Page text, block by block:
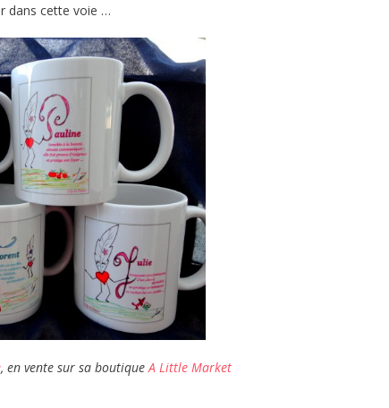
dans cette voie …
, en vente sur sa boutiqueA Little Market